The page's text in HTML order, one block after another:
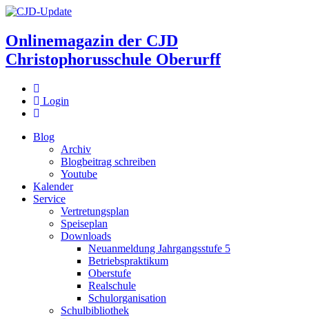
Onlinemagazin der CJD
Christophorusschule Oberurff
Login
Blog
Archiv
Blogbeitrag schreiben
Youtube
Kalender
Service
Vertretungsplan
Speiseplan
Downloads
Neuanmeldung Jahrgangsstufe 5
Betriebspraktikum
Oberstufe
Realschule
Schulorganisation
Schulbibliothek